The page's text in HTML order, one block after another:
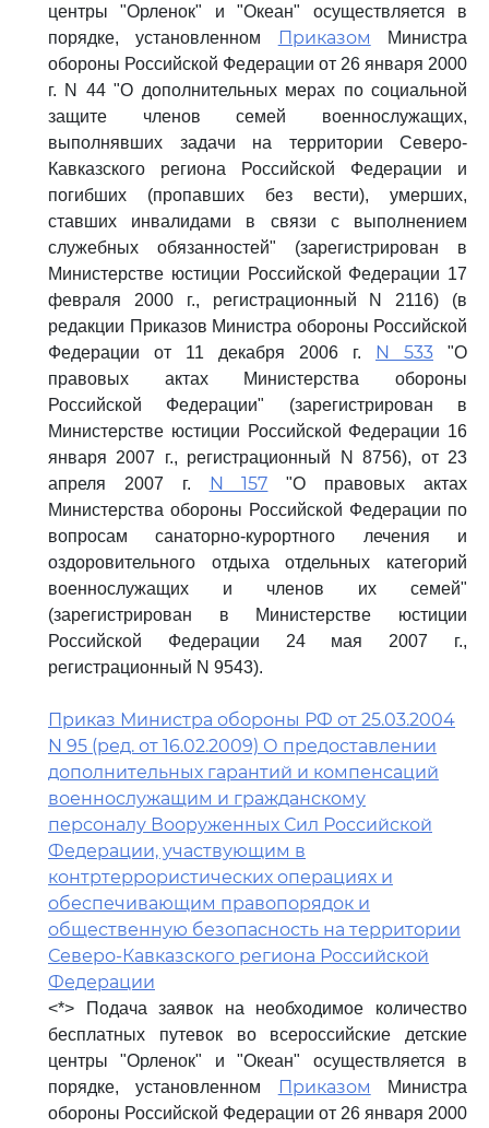
центры "Орленок" и "Океан" осуществляется в
порядке, установленном
Приказом Министра
обороны Российской Федерации от 26 января 2000
г. N 44 "О дополнительных мерах по социальной
защите членов семей военнослужащих,
выполнявших задачи на территории Северо-
Кавказского региона Российской Федерации и
погибших (пропавших без вести), умерших,
ставших инвалидами в связи с выполнением
служебных обязанностей" (зарегистрирован в
Министерстве юстиции Российской Федерации 17
февраля 2000 г., регистрационный N 2116) (в
редакции Приказов Министра обороны Российской
Федерации от 11 декабря 2006 г. N 533 "О
правовых актах Министерства обороны
Российской Федерации" (зарегистрирован в
Министерстве юстиции Российской Федерации 16
января 2007 г., регистрационный N 8756), от 23
апреля 2007 г. N 157 "О правовых актах
Министерства обороны Российской Федерации по
вопросам санаторно-курортного лечения и
оздоровительного отдыха отдельных категорий
военнослужащих и членов их семей"
(зарегистрирован в Министерстве юстиции
Российской Федерации 24 мая 2007 г.,
регистрационный N 9543).
Приказ Министра обороны РФ от 25.03.2004
N 95 (ред. от 16.02.2009) О предоставлении
дополнительных гарантий и компенсаций
военнослужащим и гражданскому
персоналу Вооруженных Сил Российской
Федерации, участвующим в
контртеррористических операциях и
обеспечивающим правопорядок и
общественную безопасность на территории
Северо-Кавказского региона Российской
Федерации
<*> Подача заявок на необходимое количество
бесплатных путевок во всероссийские детские
центры "Орленок" и "Океан" осуществляется в
порядке, установленном
Приказом Министра
обороны Российской Федерации от 26 января 2000